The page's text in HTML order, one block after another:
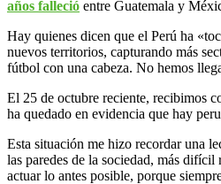
años falleció entre Guatemala y
Hay quienes dicen que el Perú ha
nuevos territorios, capturando más
fútbol con una cabeza. No hemos
El 25 de octubre reciente, recibimos
ha quedado en evidencia que hay
Esta situación me hizo recordar una
las paredes de la sociedad, más
actuar lo antes posible, porque